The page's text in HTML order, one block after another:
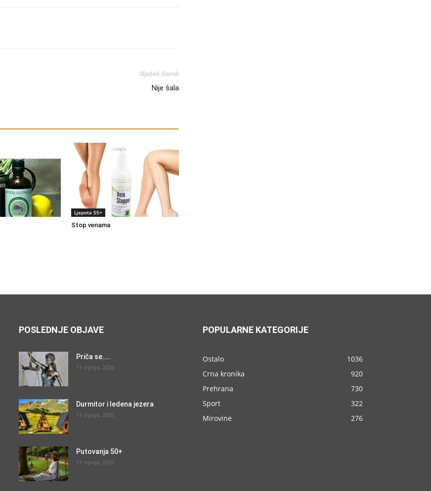
Sljedeći članak
Nije šala
Ljepota 55+
Stop venama
POSLEDNJE OBJAVE
Priča se…..
11 srpnja, 2026
Durmitor i ledena jezera
11 srpnja, 2026
Putovanja 50+
11 srpnja, 2026
POPULARNE KATEGORIJE
Ostalo
1036
Crna kronika
920
Prehrana
730
Sport
322
Mirovine
276